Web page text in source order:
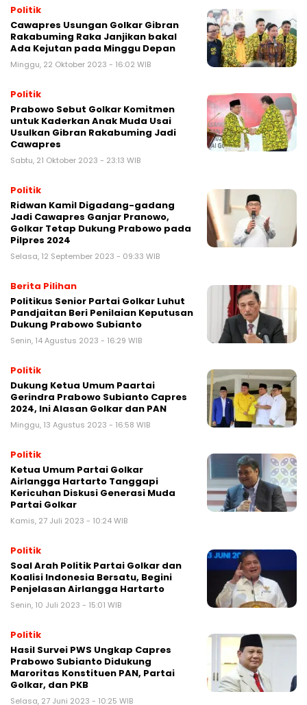
Politik
Cawapres Usungan Golkar Gibran
Rakabuming Raka Janjikan bakal
Ada Kejutan pada Minggu Depan
Minggu, 22 Oktober 2023 - 16:02 WIB
Politik
Prabowo Sebut Golkar Komitmen
untuk Kaderkan Anak Muda Usai
Usulkan Gibran Rakabuming Jadi
Cawapres
Sabtu, 21 Oktober 2023 - 23:13 WIB
Politik
Ridwan Kamil Digadang-gadang
Jadi Cawapres Ganjar Pranowo,
Golkar Tetap Dukung Prabowo pada
Pilpres 2024
Selasa, 12 September 2023 - 09:33 WIB
Berita Pilihan
Politikus Senior Partai Golkar Luhut
Pandjaitan Beri Penilaian Keputusan
Dukung Prabowo Subianto
Senin, 14 Agustus 2023 - 16:29 WIB
Politik
Dukung Ketua Umum Paartai
Gerindra Prabowo Subianto Capres
2024, Ini Alasan Golkar dan PAN
Minggu, 13 Agustus 2023 - 16:58 WIB
Politik
Ketua Umum Partai Golkar
Airlangga Hartarto Tanggapi
Kericuhan Diskusi Generasi Muda
Partai Golkar
Kamis, 27 Juli 2023 - 10:24 WIB
Politik
Soal Arah Politik Partai Golkar dan
Koalisi Indonesia Bersatu, Begini
Penjelasan Airlangga Hartarto
Senin, 10 Juli 2023 - 15:01 WIB
Politik
Hasil Survei PWS Ungkap Capres
Prabowo Subianto Didukung
Maroritas Konstituen PAN, Partai
Golkar, dan PKB
Selasa, 27 Juni 2023 - 10:25 WIB